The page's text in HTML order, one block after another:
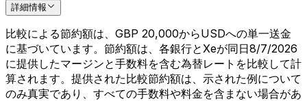
詳細情報
比較による節約額は、GBP 20,000からUSDへの単一送金
に基づいています。節約額は、各銀行とXeが同日8/7/2026
に提供したマージンと手数料を含む為替レートを比較して計
算されます。提供された比較節約額は、示された例について
のみ真実であり、すべての手数料や料金を含まない場合があ